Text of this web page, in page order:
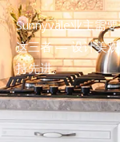
Sunnyvale业主需
这三者 — 设计美
持先进。